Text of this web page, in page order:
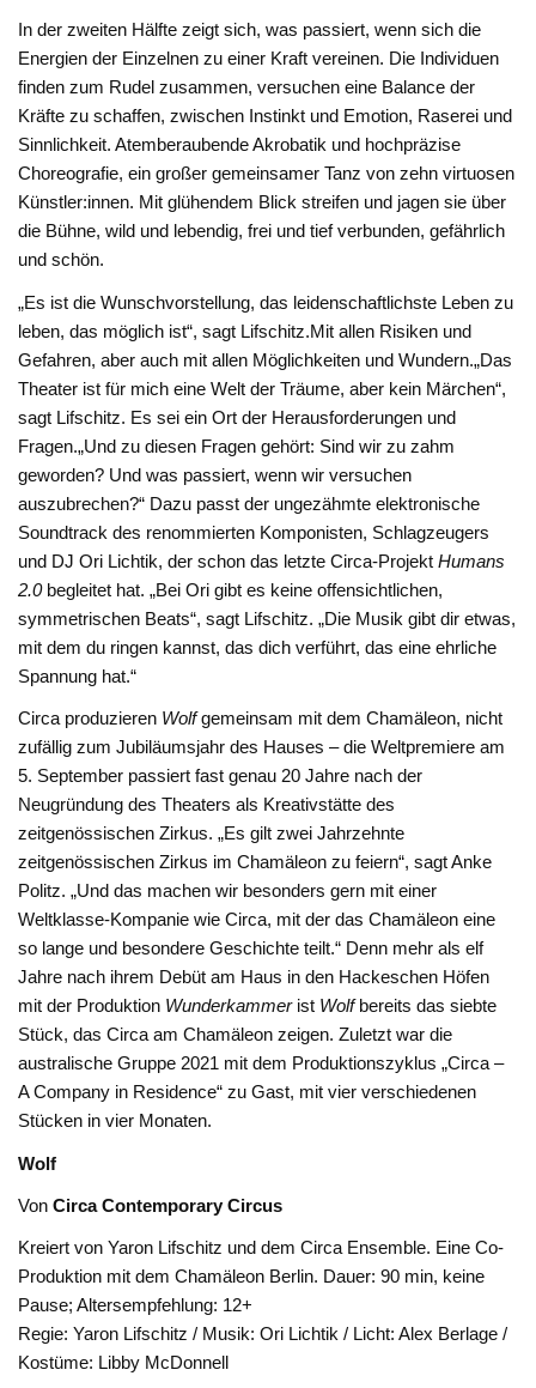
In der zweiten Hälfte zeigt sich, was passiert, wenn sich die
Energien der Einzelnen zu einer Kraft vereinen. Die Individuen
finden zum Rudel zusammen, versuchen eine Balance der
Kräfte zu schaffen, zwischen Instinkt und Emotion, Raserei und
Sinnlichkeit. Atemberaubende Akrobatik und hochpräzise
Choreografie, ein großer gemeinsamer Tanz von zehn virtuosen
Künstler:innen. Mit glühendem Blick streifen und jagen sie über
die Bühne, wild und lebendig, frei und tief verbunden, gefährlich
und schön.
„Es ist die Wunschvorstellung, das leidenschaftlichste Leben zu
leben, das möglich ist“, sagt Lifschitz.Mit allen Risiken und
Gefahren, aber auch mit allen Möglichkeiten und Wundern.„Das
Theater ist für mich eine Welt der Träume, aber kein Märchen“,
sagt Lifschitz. Es sei ein Ort der Herausforderungen und
Fragen.„Und zu diesen Fragen gehört: Sind wir zu zahm
geworden? Und was passiert, wenn wir versuchen
auszubrechen?“ Dazu passt der ungezähmte elektronische
Soundtrack des renommierten Komponisten, Schlagzeugers
und DJ Ori Lichtik, der schon das letzte Circa-ProjektHumans
2.0 begleitet hat. „Bei Ori gibt es keine offensichtlichen,
symmetrischen Beats“, sagt Lifschitz. „Die Musik gibt dir etwas,
mit dem du ringen kannst, das dich verführt, das eine ehrliche
Spannung hat.“
Circa produzieren Wolfgemeinsam mit dem Chamäleon, nicht
zufällig zum Jubiläumsjahr des Hauses – die Weltpremiere am
5. September passiert fast genau 20 Jahre nach der
Neugründung des Theaters als Kreativstätte des
zeitgenössischen Zirkus. „Es gilt zwei Jahrzehnte
zeitgenössischen Zirkus im Chamäleon zu feiern“, sagt Anke
Politz. „Und das machen wir besonders gern mit einer
Weltklasse-Kompanie wie Circa, mit der das Chamäleon eine
so lange und besondere Geschichte teilt.“ Denn mehr als elf
Jahre nach ihrem Debüt am Haus in den Hackeschen Höfen
mit der Produktion Wunderkammerist Wolfbereits das siebte
Stück, das Circa am Chamäleon zeigen. Zuletzt war die
australische Gruppe 2021 mit dem Produktionszyklus „Circa –
A Company in Residence“ zu Gast, mit vier verschiedenen
Stücken in vier Monaten.
Wolf
Von Circa Contemporary Circus
Kreiert von Yaron Lifschitz und dem Circa Ensemble. Eine Co-
Produktion mit dem Chamäleon Berlin. Dauer: 90 min, keine
Pause; Altersempfehlung: 12+
Regie: Yaron Lifschitz / Musik: Ori Lichtik / Licht: Alex Berlage /
Kostüme: Libby McDonnell